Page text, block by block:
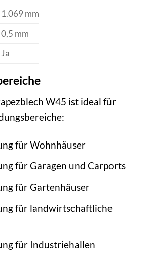
1.069 mm
0,5 mm
Ja
W45 ist ideal für
für Wohnhäuser
für Garagen und Carports
für Gartenhäuser
für landwirtschaftliche
für Industriehallen